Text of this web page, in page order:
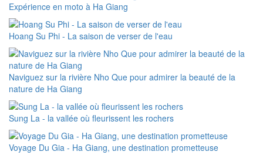
Expérience en moto à Ha Giang
Hoang Su Phi - La saison de verser de l'eau
Naviguez sur la rivière Nho Que pour admirer la beauté de la
nature de Ha Giang
Sung La - la vallée où fleurissent les rochers
Voyage Du Gia - Ha Giang, une destination prometteuse